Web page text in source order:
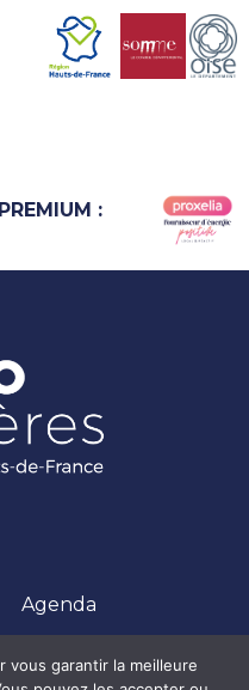
:
Agenda
vous garantir la meilleure